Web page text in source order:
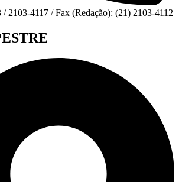
2103-4117 / Fax (Redação): (21) 2103-4112